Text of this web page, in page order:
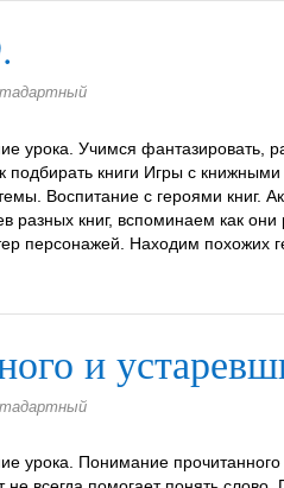
урока. Учимся фантазировать,
подбирать книги Игры с
Воспитание с героями книг.
разных книг, вспоминаем как
персонажей. Находим похожих
и
урока. Понимание